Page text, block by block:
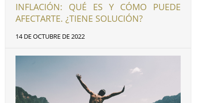
INFLACIÓN: QUÉ ES Y CÓMO PUEDE
AFECTARTE. ¿TIENE SOLUCIÓN?
14 DE OCTUBRE DE 2022